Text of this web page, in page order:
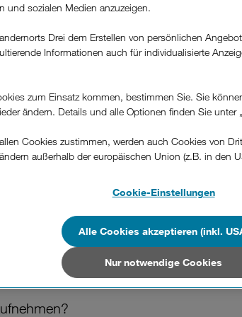
War diese Information
Feedback
TV?
und sozialen Medien anzuzeigen.
Drei dem Erstellen von persönlichen
Informationen auch für individualisierte
zum Einsatz kommen, bestimmen Sie. Sie
ändern. Details und alle Optionen finden Sie unter
Cookies zustimmen, werden auch Cookies von
außerhalb der europäischen Union (z.B. in den
Unternehmen in Drittstaaten, die ein ähnliches
Union aufweisen (z.B. Data Privacy Framework),
„Nur notwendige Cookies“ wählen, dann sind für Sie
dieser Website unerlässlich sind.
Cookie-Einstellungen
Nur notwendige Cookies
Alle Cookies akzeptieren (inkl.